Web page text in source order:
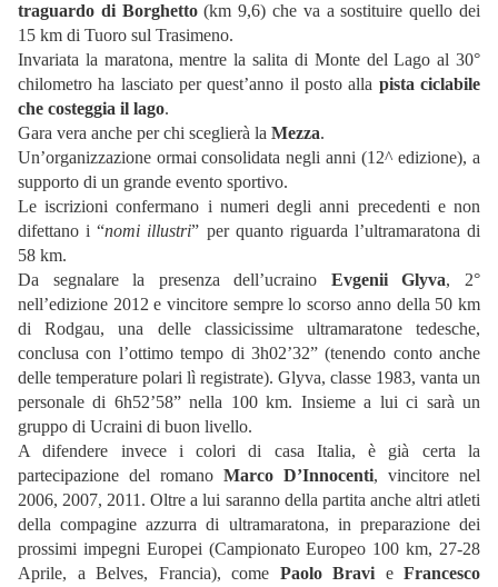
traguardo di Borghetto(km 9,6) che va a sostituire quello dei
15 km di Tuoro sul Trasimeno.
Invariata la maratona, mentre la salita di Monte del Lago al 30°
chilometro ha lasciato per quest’anno il posto alla pista ciclabile
che costeggia il lago.
Gara vera anche per chi sceglierà la Mezza.
Un’organizzazione ormai consolidata negli anni (12^ edizione), a
supporto di un grande evento sportivo.
Le iscrizioni confermano i numeri degli anni precedenti e non
difettano i “nomi illustri” per quanto riguarda l’ultramaratona di
58 km.
Da segnalare la presenza dell’ucraino Evgenii Glyva, 2°
nell’edizione 2012 e vincitore sempre lo scorso anno della 50 km
di Rodgau, una delle classicissime ultramaratone tedesche,
conclusa con l’ottimo tempo di 3h02’32” (tenendo conto anche
delle temperature polari lì registrate). Glyva, classe 1983, vanta un
personale di 6h52’58” nella 100 km. Insieme a lui ci sarà un
gruppo di Ucraini di buon livello.
A difendere invece i colori di casa Italia, è già certa la
partecipazione del romano Marco D’Innocenti, vincitore nel
2006, 2007, 2011. Oltre a lui saranno della partita anche altri atleti
della compagine azzurra di ultramaratona, in preparazione dei
prossimi impegni Europei (Campionato Europeo 100 km, 27-28
Aprile, a Belves, Francia), come Paolo Bravi e Francesco